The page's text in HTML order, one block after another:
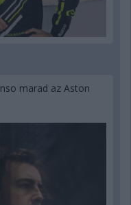
marad az Aston